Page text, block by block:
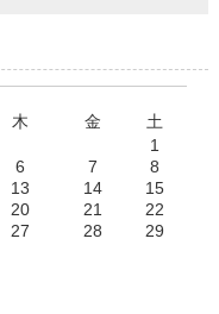
木 金
土
1
6 7
8
13 14
15
20 21
22
27 28
29